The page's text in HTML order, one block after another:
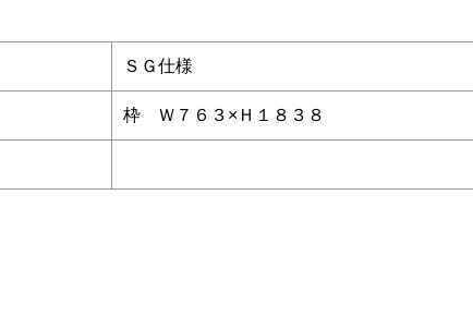
ＳＧ仕様
枠 Ｗ７６３×Ｈ１８３８